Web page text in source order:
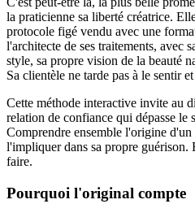
la praticienne sa liberté créatrice.
protocole figé vendu avec une
l'architecte de ses traitements, avec
style, sa propre vision de la beauté
Sa clientèle ne tarde pas à le sentir
Cette méthode interactive invite au
relation de confiance qui dépasse le
Comprendre ensemble l'origine d'un
l'impliquer dans sa propre guérison.
faire.
Pourquoi l'original compte